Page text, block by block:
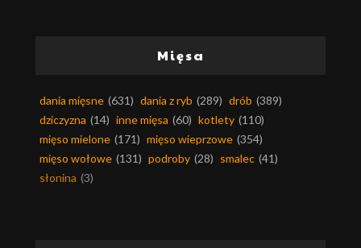
Mięsa
dania mięsne (631) dania z ryb (289) drób (389)
dziczyzna (14) inne mięsa (60) kotlety (110)
mięso mielone (171) mięso wieprzowe (354)
mięso wołowe (131) podroby (28) smalec (41)
słonina (3)